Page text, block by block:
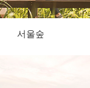
서울숲